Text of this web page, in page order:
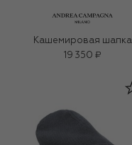
Кашемировая шапка
19 350 ₽